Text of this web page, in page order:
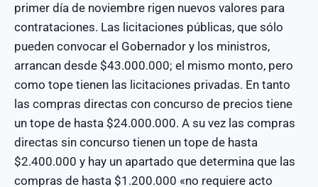
primer día de noviembre rigen nuevos valores para
contrataciones. Las licitaciones públicas, que sólo
pueden convocar el Gobernador y los ministros,
arrancan desde $43.000.000; el mismo monto, pero
como tope tienen las licitaciones privadas. En tanto
las compras directas con concurso de precios tiene
un tope de hasta $24.000.000. A su vez las compras
directas sin concurso tienen un tope de hasta
$2.400.000 y hay un apartado que determina que las
compras de hasta $1.200.000 «no requiere acto